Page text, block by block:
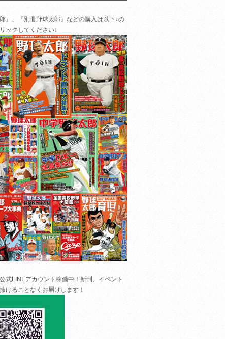
郎』、『別冊野球太郎』などの購入は以下↓の
ックしてください↓
式LINEアカウント稼働中！新刊、イベント
けることなくお届けします！